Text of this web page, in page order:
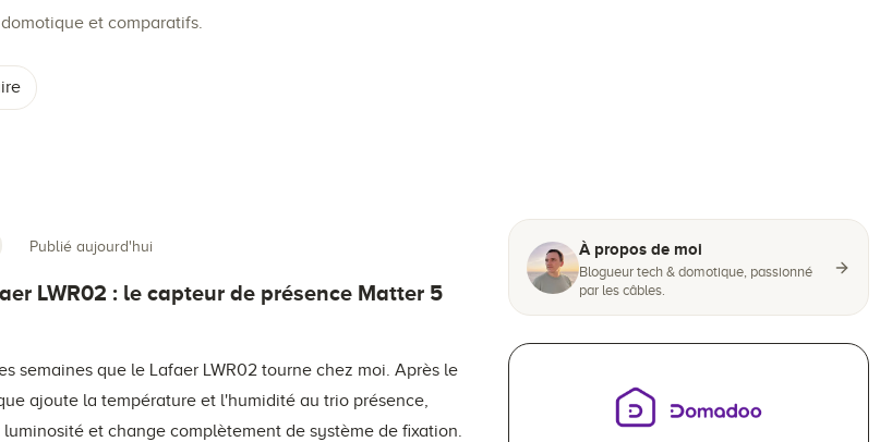
et comparatifs.
Publié aujourd'hui
LWR02 : le capteur de présence Matter 5
semaines que le Lafaer LWR02 tourne chez moi. Après le
ajoute la température et l'humidité au trio présence,
et change complètement de système de fixation.
À propos de moi
Blogueur tech & domotique, passionné
par les câbles.